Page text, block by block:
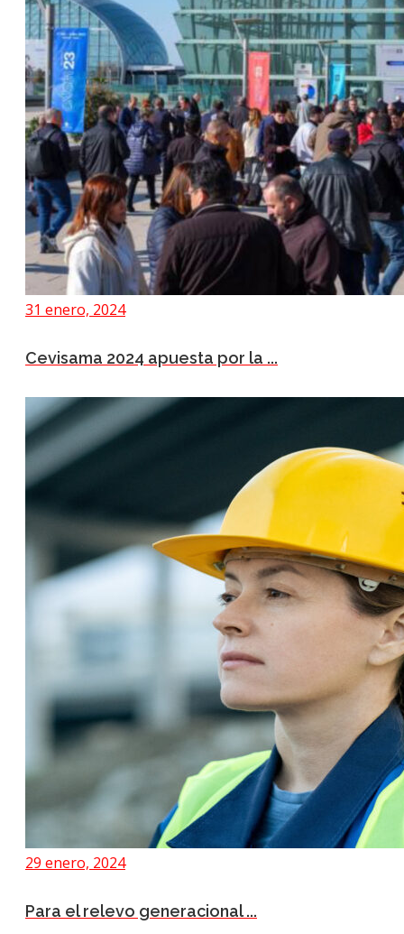
31 enero, 2024
Cevisama 2024 apuesta por la ...
29 enero, 2024
Para el relevo generacional ...